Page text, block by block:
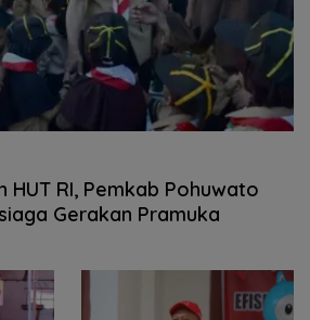
HUT RI, Pemkab Pohuwato
Gerakan Pramuka